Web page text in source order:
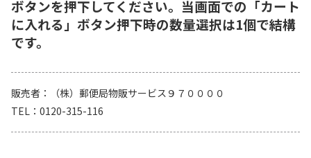
ボタンを押下してください。当画面での「カート
に入れる」ボタン押下時の数量選択は1個で結構
です。
販売者
（株）郵便局物販サービス９７００００
TEL
0120-315-116